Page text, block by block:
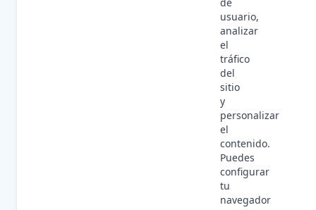
usuario,
analizar
el
tráfico
del
sitio
y
personalizar
el
contenido.
Puedes
configurar
tu
navegador